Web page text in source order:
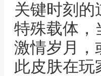
关键时刻的
特殊载体，
激情岁月，
此皮肤在玩